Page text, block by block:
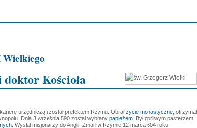
Wielkiego
Kościoła
urzędniczą i został prefektem Rzymu. Obrałżycie monastyczne, otrzymał
Dnia 3 września 590 został wybrany papieżem. Był gorliwym pasterzem,
. Wysłał misjonarzy do Anglii. Zmarł w Rzymie 12 marca 604 roku.